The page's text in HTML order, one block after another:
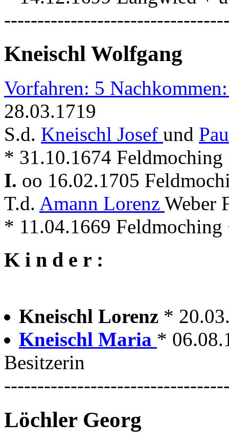
Kneischl Wolfgang
Vorfahren: 5
28.03.1719
S.d. Kneischl Josef und
* 31.10.1674
I. oo 16.02.1705
T.d. Amann Lorenz Weber
* 11.04.1669
K i n d e r :
Kneischl Lorenz *
Kneischl Maria *
Besitzerin
Löchler Georg